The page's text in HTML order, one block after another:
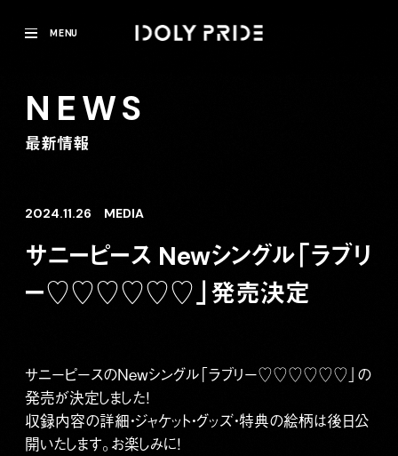
MENU
NEWS
最新情報
2024.11.26 MEDIA
サニーピース Newシングル「ラブリ
ー♡♡♡♡♡♡」発売決定
サニーピースのNewシングル「ラブリー♡♡♡♡♡♡」の
発売が決定しました！
収録内容の詳細・ジャケット・グッズ・特典の絵柄は後日公
開いたします。お楽しみに！